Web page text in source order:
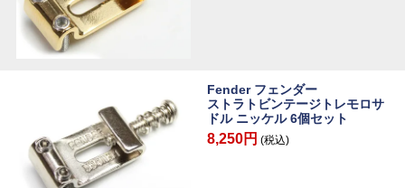
Fender フェンダー
ストラトビンテージトレモロサ
ドル ニッケル 6個セット
8,250円 (税込)